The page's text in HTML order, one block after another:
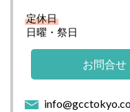
定休日
日曜・祭日
お問合